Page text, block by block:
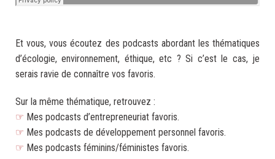
Et vous, vous écoutez des podcasts abordant les thématiques
d’écologie, environnement, éthique, etc ? Si c’est le cas, je
serais ravie de connaître vos favoris.
Sur la même thématique, retrouvez :
☞ Mes podcasts d’entrepreneuriat favoris.
☞ Mes podcasts de développement personnel favoris.
☞ Mes podcasts féminins/féministes favoris.